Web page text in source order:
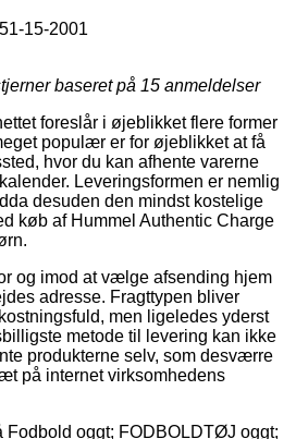
15-2001
baseret på 15 anmeldelser
foreslår i øjeblikket flere former
populær er for øjeblikket at få
hvor du kan afhente varerne
Leveringsformen er nemlig
desuden den mindst kostelige
køb af Hummel Authentic Charge
og imod at vælge afsending hjem
adresse. Fragttypen bliver
men ligeledes yderst
metode til levering kan ikke
produkterne selv, som desværre
på internet virksomhedens
Fodbold oggt; FODBOLDTØJ oggt;